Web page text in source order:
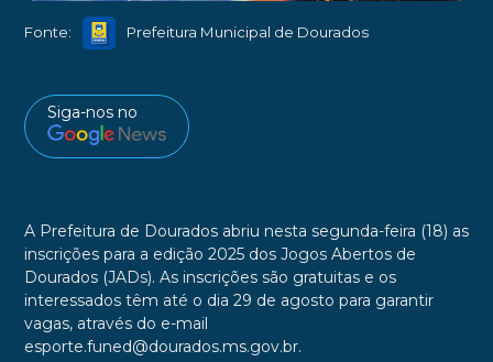
Fonte: Prefeitura Municipal de Dourados
Siga-nos no
A Prefeitura de Dourados abriu nesta segunda-feira (18) as
inscrições para a edição 2025 dos Jogos Abertos de
Dourados (JADs). As inscrições são gratuitas e os
interessados têm até o dia 29 de agosto para garantir
vagas, através do e-mail
esporte.funed@dourados.ms.gov.br.